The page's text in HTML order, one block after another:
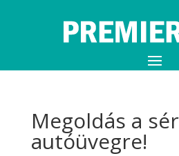
Megoldás a
autóüvegre!